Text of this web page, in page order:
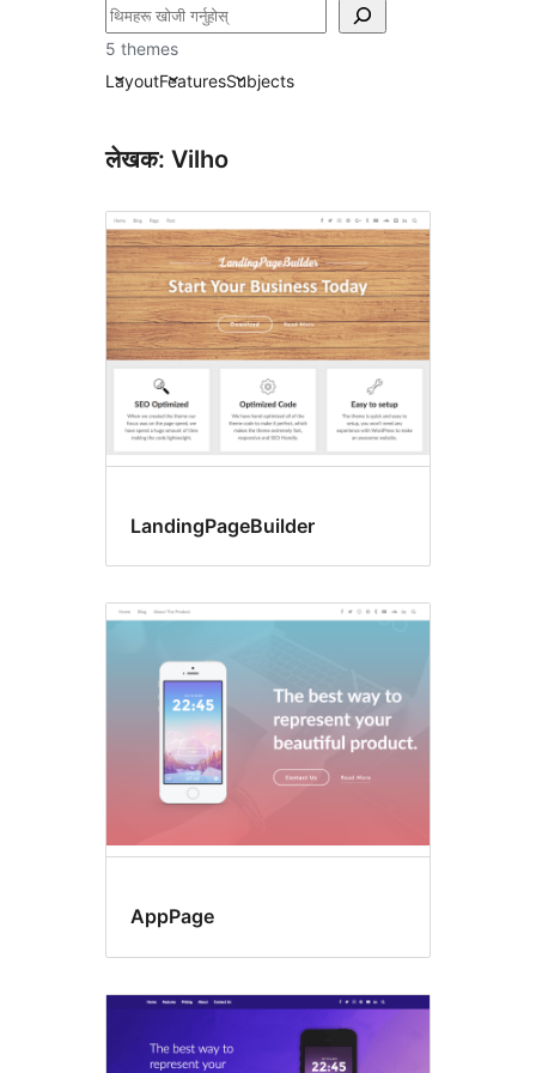
खोज्नुहोस्
5 themes
LayoutFeaturesSubjects
लेखक: Vilho
LandingPageBuilder
AppPage